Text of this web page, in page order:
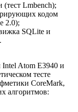
Lmbench);
кодом
2.0);
SQLite и
Intel Atom E3940 и
тесте
CoreMark,
алгоритмов: